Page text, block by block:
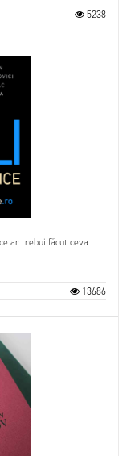
5238
ar trebui făcut ceva.
13686